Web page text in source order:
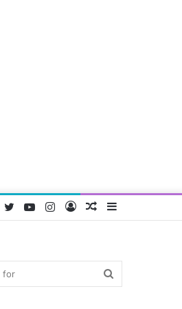
Random
Log
Instagram
YouTube
Twitter
Facebook